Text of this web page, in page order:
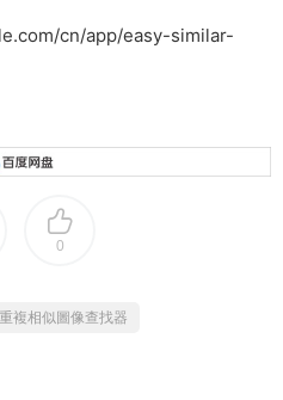
cn/app/easy-similar-
0
重複相似圖像查找器